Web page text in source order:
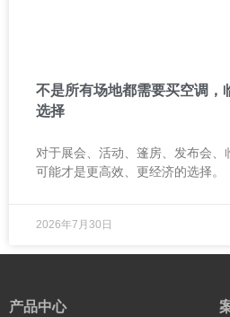
不是所有场地都需要买空调，
选择
对于展会、活动、篷房、发布会
可能才是更高效、更经济的选择。
2026年7月30日
产品中心